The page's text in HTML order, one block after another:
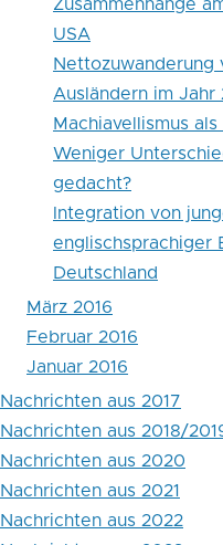
Zusammenhänge
USA
Nettozuwanderung
Ausländern im Jahr
Machiavellismus
Weniger
gedacht?
Integration von
englischsprachiger
Deutschland
März 2016
Februar 2016
Januar 2016
Nachrichten aus 2017
Nachrichten aus 2018/
Nachrichten aus 2020
Nachrichten aus 2021
Nachrichten aus 2022